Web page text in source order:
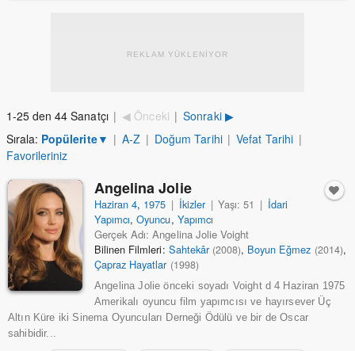
REKLAM YÜKLENİYOR
1-25 den 44 Sanatçı | ◀ Önceki | Sonraki ▶
Sırala: Popülerite▼ | A-Z | Doğum Tarihi | Vefat Tarihi |
Favorileriniz
Angelina Jolie
Haziran 4, 1975 | İkizler | Yaşı: 51 | İdari
Yapımcı,Oyuncu, Yapımcı
Gerçek Adı: Angelina Jolie Voight
Bilinen Filmleri: Sahtekâr (2008), Boyun Eğmez (2014),
Çapraz Hayatlar (1998)
Angelina Jolie önceki soyadı Voight d 4 Haziran 1975
Amerikalı oyuncu film yapımcısı ve hayırsever Üç
Altın Küre iki Sinema Oyuncuları Derneği Ödülü ve bir de Oscar
sahibidir...